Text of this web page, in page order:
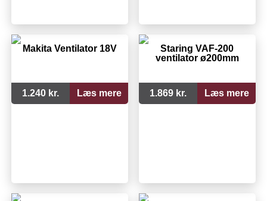
Makita Ventilator 18V
1.240 kr. Læs mere
Staring VAF-200
ventilator ø200mm
1.869 kr. Læs mere